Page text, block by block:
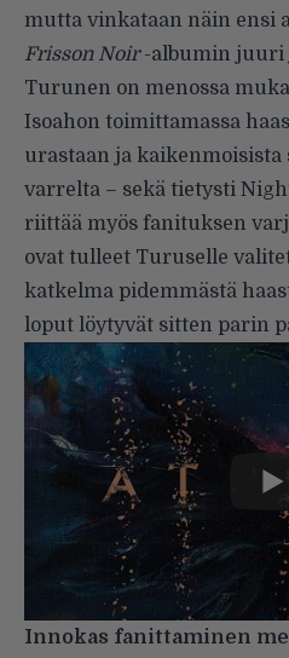
mutta vinkataan näin ensi
Frisson Noir-albumin juuri
Turunen on menossa
Isoahon toimittamassa
urastaan ja
varrelta – sekä tietysti
riittää myös fanituksen
ovat tulleet Turuselle
katkelma pidemmästä
loput löytyvät sitten parin
Innokas fanittaminen